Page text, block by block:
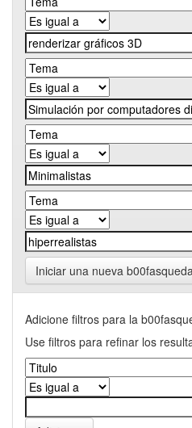
Iniciar una nueva
Adicione filtros para la
Use filtros para refinar los